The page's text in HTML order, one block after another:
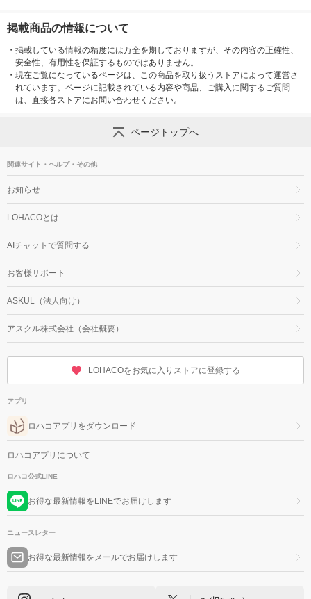
掲載商品の情報について
・ 掲載している情報の精度には万全を期しておりますが、その内容の正確性、
安全性、有用性を保証するものではありません。
・ 現在ご覧になっているページは、この商品を取り扱うストアによって運営さ
れています。ページに記載されている内容や商品、ご購入に関するご質問
は、直接各ストアにお問い合わせください。
ページトップへ
関連サイト・ヘルプ・その他
お知らせ
LOHACOとは
AIチャットで質問する
お客様サポート
ASKUL（法人向け）
アスクル株式会社（会社概要）
LOHACOをお気に入りストアに登録する
アプリ
ロハコアプリをダウンロード
ロハコアプリについて
ロハコ公式LINE
お得な最新情報をLINEでお届けします
ニュースレター
お得な最新情報をメールでお届けします